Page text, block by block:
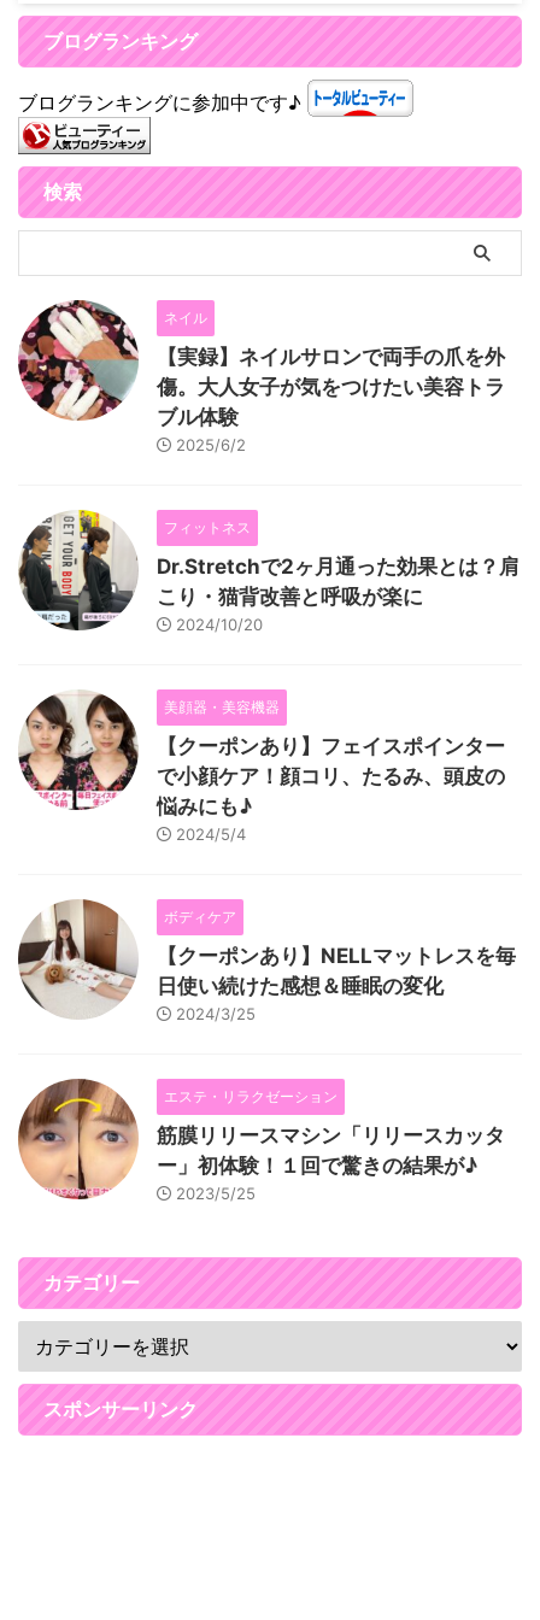
ブログランキング
ブログランキングに参加中です♪
検索
ネイル
【実録】ネイルサロンで両手の爪を外
傷。大人女子が気をつけたい美容トラ
ブル体験
2025/6/2
フィットネス
Dr.Stretchで2ヶ月通った効果とは？肩
こり・猫背改善と呼吸が楽に
2024/10/20
美顔器・美容機器
【クーポンあり】フェイスポインター
で小顔ケア！顔コリ、たるみ、頭皮の
悩みにも♪
2024/5/4
ボディケア
【クーポンあり】NELLマットレスを毎
日使い続けた感想＆睡眠の変化
2024/3/25
エステ・リラクゼーション
筋膜リリースマシン「リリースカッタ
ー」初体験！１回で驚きの結果が♪
2023/5/25
カテゴリー
スポンサーリンク